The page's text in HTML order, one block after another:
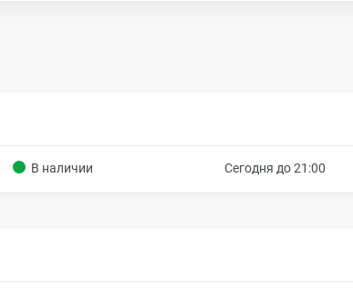
В наличии Сегодня до 21:00